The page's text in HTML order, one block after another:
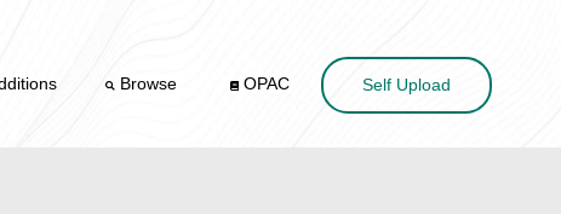
Browse OPAC Self Upload